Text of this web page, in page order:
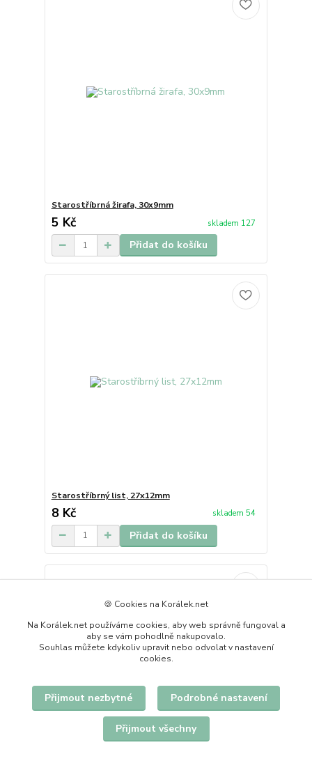
Starostříbrná žirafa, 30x9mm
5 Kč skladem 127
Přidat do košíku
Starostříbrný list, 27x12mm
8 Kč skladem 54
Přidat do košíku
🍪 Cookies na Korálek.net
Na Korálek.net používáme cookies, aby web správně fungoval a
aby se vám pohodlně nakupovalo.
Souhlas můžete kdykoliv upravit nebo odvolat v nastavení
cookies.
Přijmout nezbytné Podrobné nastavení
Přijmout všechny